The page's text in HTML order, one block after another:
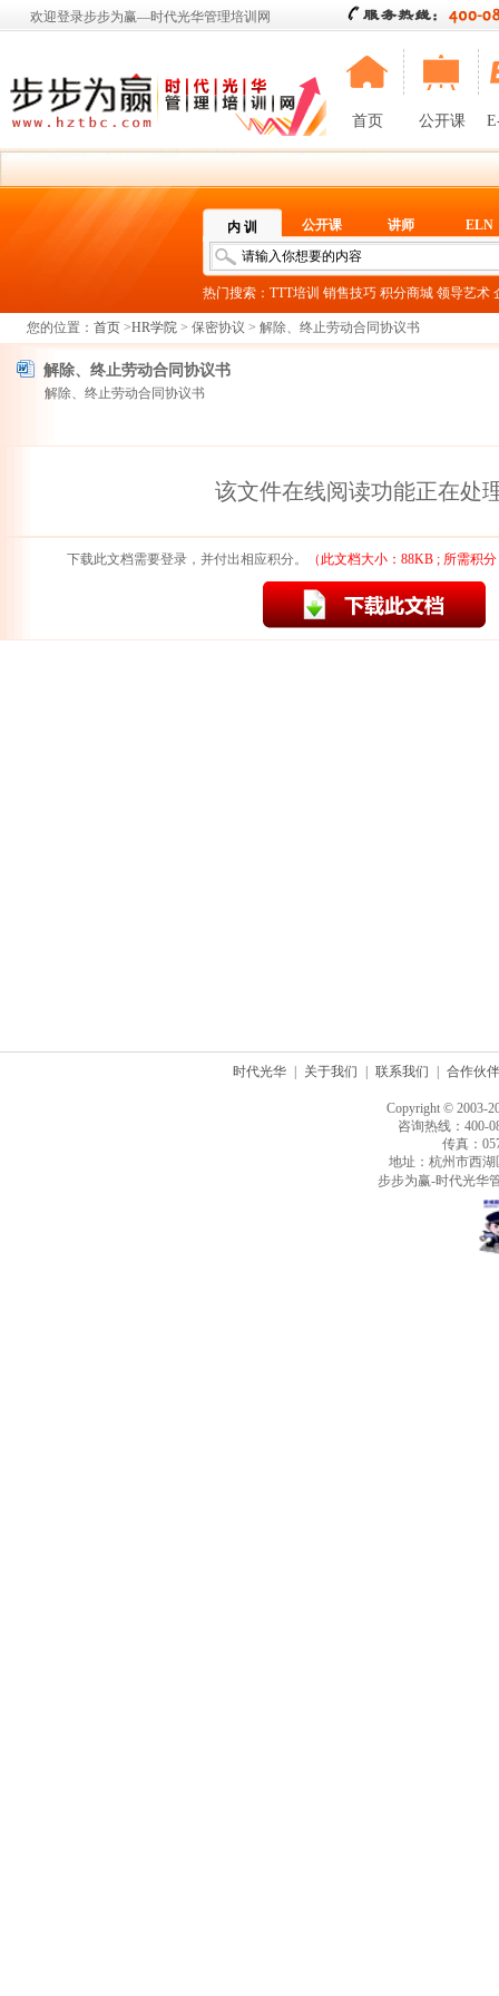
欢迎登录步步为赢—时代光华管理培训网
首页 公开课
内 训 公开课 讲师 ELN
热门搜索： TTT培训 销售技巧 积分商城 领导艺术
您的位置： 首页 >HR学院 > 保密协议 > 解除、终止劳动合同协议书
解除、终止劳动合同协议书
解除、终止劳动合同协议书
该文件在线阅读功能正在处
下载此文档需要登录，并付出相应积分。 （此文档大小：88KB ; 所需积
时代光华 关于我们 联系我们 合作伙伴
Copyright © 2003-
咨询热线：400-
传真：
地址：杭州市西
步步为赢-时代光华